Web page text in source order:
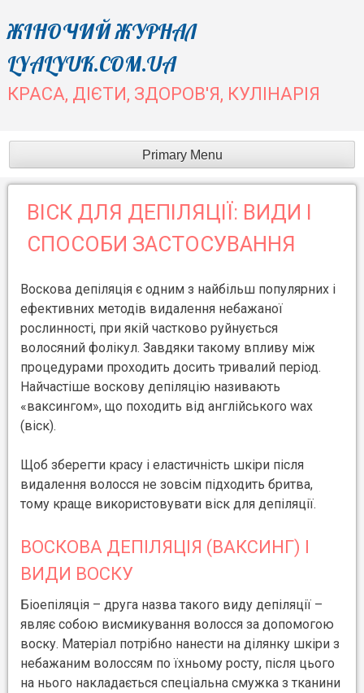
Skip
content
ЖІНОЧИЙ ЖУРНАЛ
LYALYUK.COM.UA
КРАСА, ДІЄТИ, ЗДОРОВ'Я, КУЛІНАРІЯ
Primary Menu
ВІСК ДЛЯ ДЕПІЛЯЦІЇ: ВИДИ І
СПОСОБИ ЗАСТОСУВАННЯ
Воскова депіляція є одним з найбільш популярних і
ефективних методів видалення небажаної
рослинності, при якій частково руйнується
волосяний фолікул. Завдяки такому впливу між
процедурами проходить досить тривалий період.
Найчастіше воскову депіляцію називають
«ваксингом», що походить від англійського wax
(віск).
Щоб зберегти красу і еластичність шкіри після
видалення волосся не зовсім підходить бритва,
тому краще використовувати віск для депіляції.
ВОСКОВА ДЕПІЛЯЦІЯ (ВАКСИНГ) І
ВИДИ ВОСКУ
Біоепіляція – друга назва такого виду депіляції –
являє собою висмикування волосся за допомогою
воску. Матеріал потрібно нанести на ділянку шкіри з
небажаним волоссям по їхньому росту, після цього
на нього накладається спеціальна смужка з тканини